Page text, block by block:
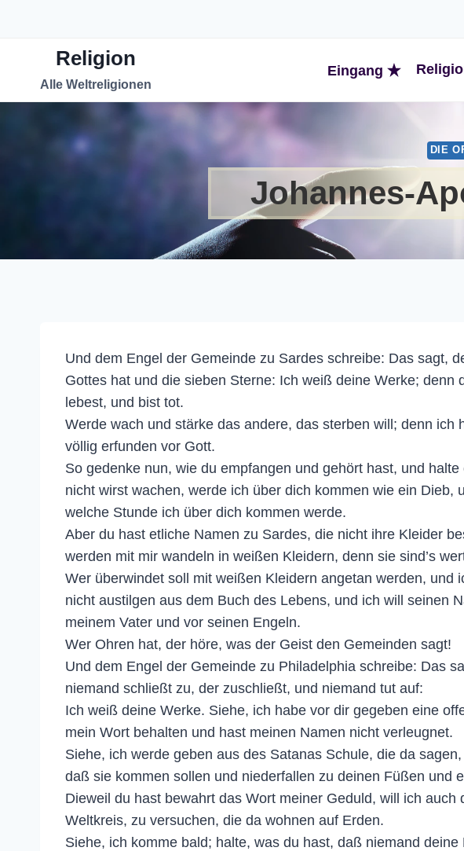
Religion
Alle Weltreligionen
Eingang
DIE
Johannes-
Und dem Engel der Gemeinde zu Sardes schreibe: Das sagt,
Gottes hat und die sieben Sterne: Ich weiß deine Werke; denn
lebest, und bist tot.
Werde wach und stärke das andere, das sterben will; denn ich
völlig erfunden vor Gott.
So gedenke nun, wie du empfangen und gehört hast, und
nicht wirst wachen, werde ich über dich kommen wie ein Dieb,
welche Stunde ich über dich kommen werde.
Aber du hast etliche Namen zu Sardes, die nicht ihre Kleider
werden mit mir wandeln in weißen Kleidern, denn sie sind’s
Wer überwindet soll mit weißen Kleidern angetan werden, und
nicht austilgen aus dem Buch des Lebens, und ich will seinen
meinem Vater und vor seinen Engeln.
Wer Ohren hat, der höre, was der Geist den Gemeinden sagt!
Und dem Engel der Gemeinde zu Philadelphia schreibe: Das
niemand schließt zu, der zuschließt, und niemand tut auf:
Ich weiß deine Werke. Siehe, ich habe vor dir gegeben eine
mein Wort behalten und hast meinen Namen nicht verleugnet.
Siehe, ich werde geben aus des Satanas Schule, die da
daß sie kommen sollen und niederfallen zu deinen Füßen und
Dieweil du hast bewahrt das Wort meiner Geduld, will ich
Weltkreis, zu versuchen, die da wohnen auf Erden.
Siehe, ich komme bald; halte, was du hast, daß niemand deine